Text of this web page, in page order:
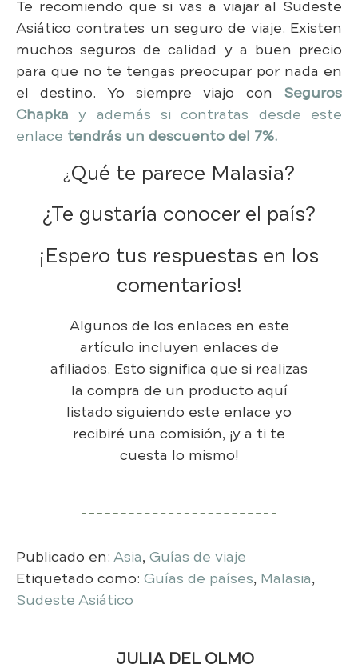
Te recomiendo que si vas a viajar al Sudeste
Asiático contrates un seguro de viaje. Existen
muchos seguros de calidad y a buen precio
para que no te tengas preocupar por nada en
el destino. Yo siempre viajo con Seguros
Chapka y además si contratas desde este
enlace tendrás un descuento del 7%.
¿Qué te parece Malasia?
¿Te gustaría conocer el país?
¡Espero tus respuestas en los
comentarios!
Algunos de los enlaces en este
artículo incluyen enlaces de
afiliados. Esto significa que si realizas
la compra de un producto aquí
listado siguiendo este enlace yo
recibiré una comisión, ¡y a ti te
cuesta lo mismo!
Publicado en: Asia, Guías de viaje
Etiquetado como: Guías de países, Malasia,
Sudeste Asiático
JULIA DEL OLMO